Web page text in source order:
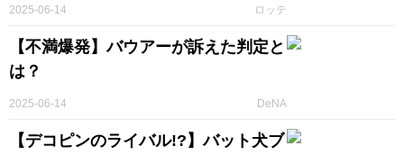
ロッテ
2025-06-14
【不満爆発】バウアーが訴えた判定と
は？
DeNA
2025-06-14
【デコピンのライバル!?】バット犬ブ